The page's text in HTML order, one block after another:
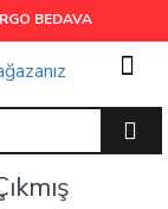
BEDAVA